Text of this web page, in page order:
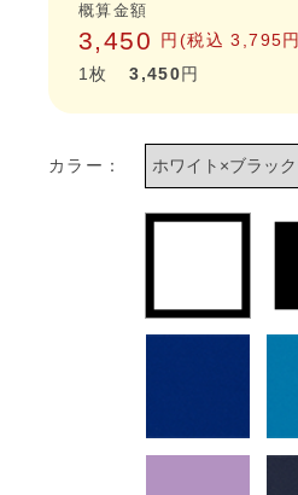
概算金額
3,450 円(税込3,795円
1枚
3,450円
カラー：